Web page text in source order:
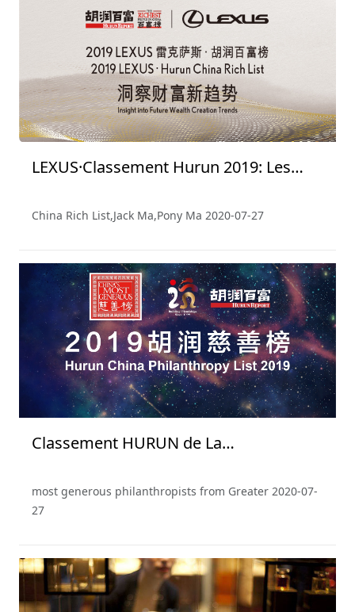
LEXUS·Classement Hurun 2019: Les
China Rich List,Jack Ma,Pony Ma 2020-07-27
Classement HURUN de La
most generous philanthropists from Greater 2020-07-
27